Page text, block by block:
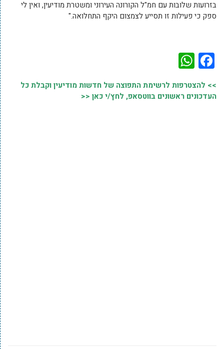
בזרועות שלובות עם חמ"ל הקורונה העירוני ומשטרת מודיעין, ואין לי
ספק כי פעילות זו תסייע לצמצום היקף התחלואה."
Facebook
>> להצטרפות לרשימת התפוצה של חדשות מודיעין וקבלת כל
העדכונים ראשונים בווטסאפ, לחץ/י כאן <<